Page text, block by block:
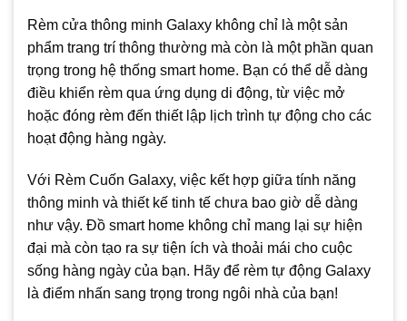
Rèm cửa thông minh Galaxy không chỉ là một sản
phẩm trang trí thông thường mà còn là một phần quan
trọng trong hệ thống smart home. Bạn có thể dễ dàng
điều khiển rèm qua ứng dụng di động, từ việc mở
hoặc đóng rèm đến thiết lập lịch trình tự động cho các
hoạt động hàng ngày.
Với Rèm Cuốn Galaxy, việc kết hợp giữa tính năng
thông minh và thiết kế tinh tế chưa bao giờ dễ dàng
như vậy. Đồ smart home không chỉ mang lại sự hiện
đại mà còn tạo ra sự tiện ích và thoải mái cho cuộc
sống hàng ngày của bạn. Hãy để rèm tự động Galaxy
là điểm nhấn sang trọng trong ngôi nhà của bạn!